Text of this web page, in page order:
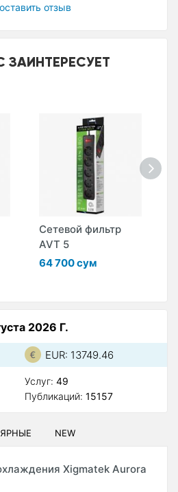
отзыв
Сетевой фильтр
AVT 5
64 700 сум
2026 Г.
EUR: 13749.46
Услуг: 49
Публикаций: 15157
NEW
Xigmatek Aurora